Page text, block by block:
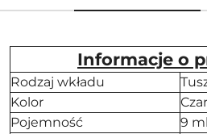
Informacje o
Rodzaj wkładu
Kolor
Pojemność
9 ml